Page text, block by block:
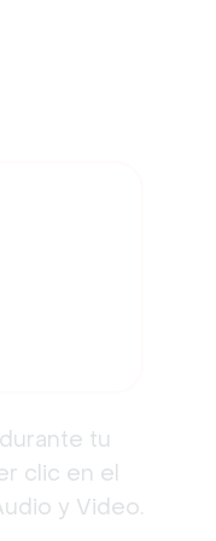
tu
clic en el
y Video.